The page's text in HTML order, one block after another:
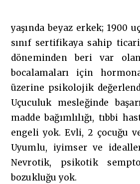
yaşında beyaz erkek; 1900
sınıf sertifikaya sahip
döneminden beri var
bocalamaları için
üzerine psikolojik
Uçuculuk mesleğinde
madde bağımlılığı, tıbbi
engeli yok. Evli, 2 çocuğu
Uyumlu, iyimser ve
Nevrotik, psikotik
bozukluğu yok.